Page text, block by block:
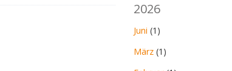
2026
Juni (1)
März (1)